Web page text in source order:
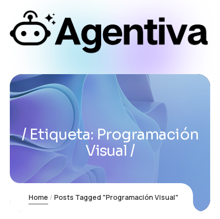
Etiqueta: Programación
Visual
Home Posts Tagged "Programación Visual"